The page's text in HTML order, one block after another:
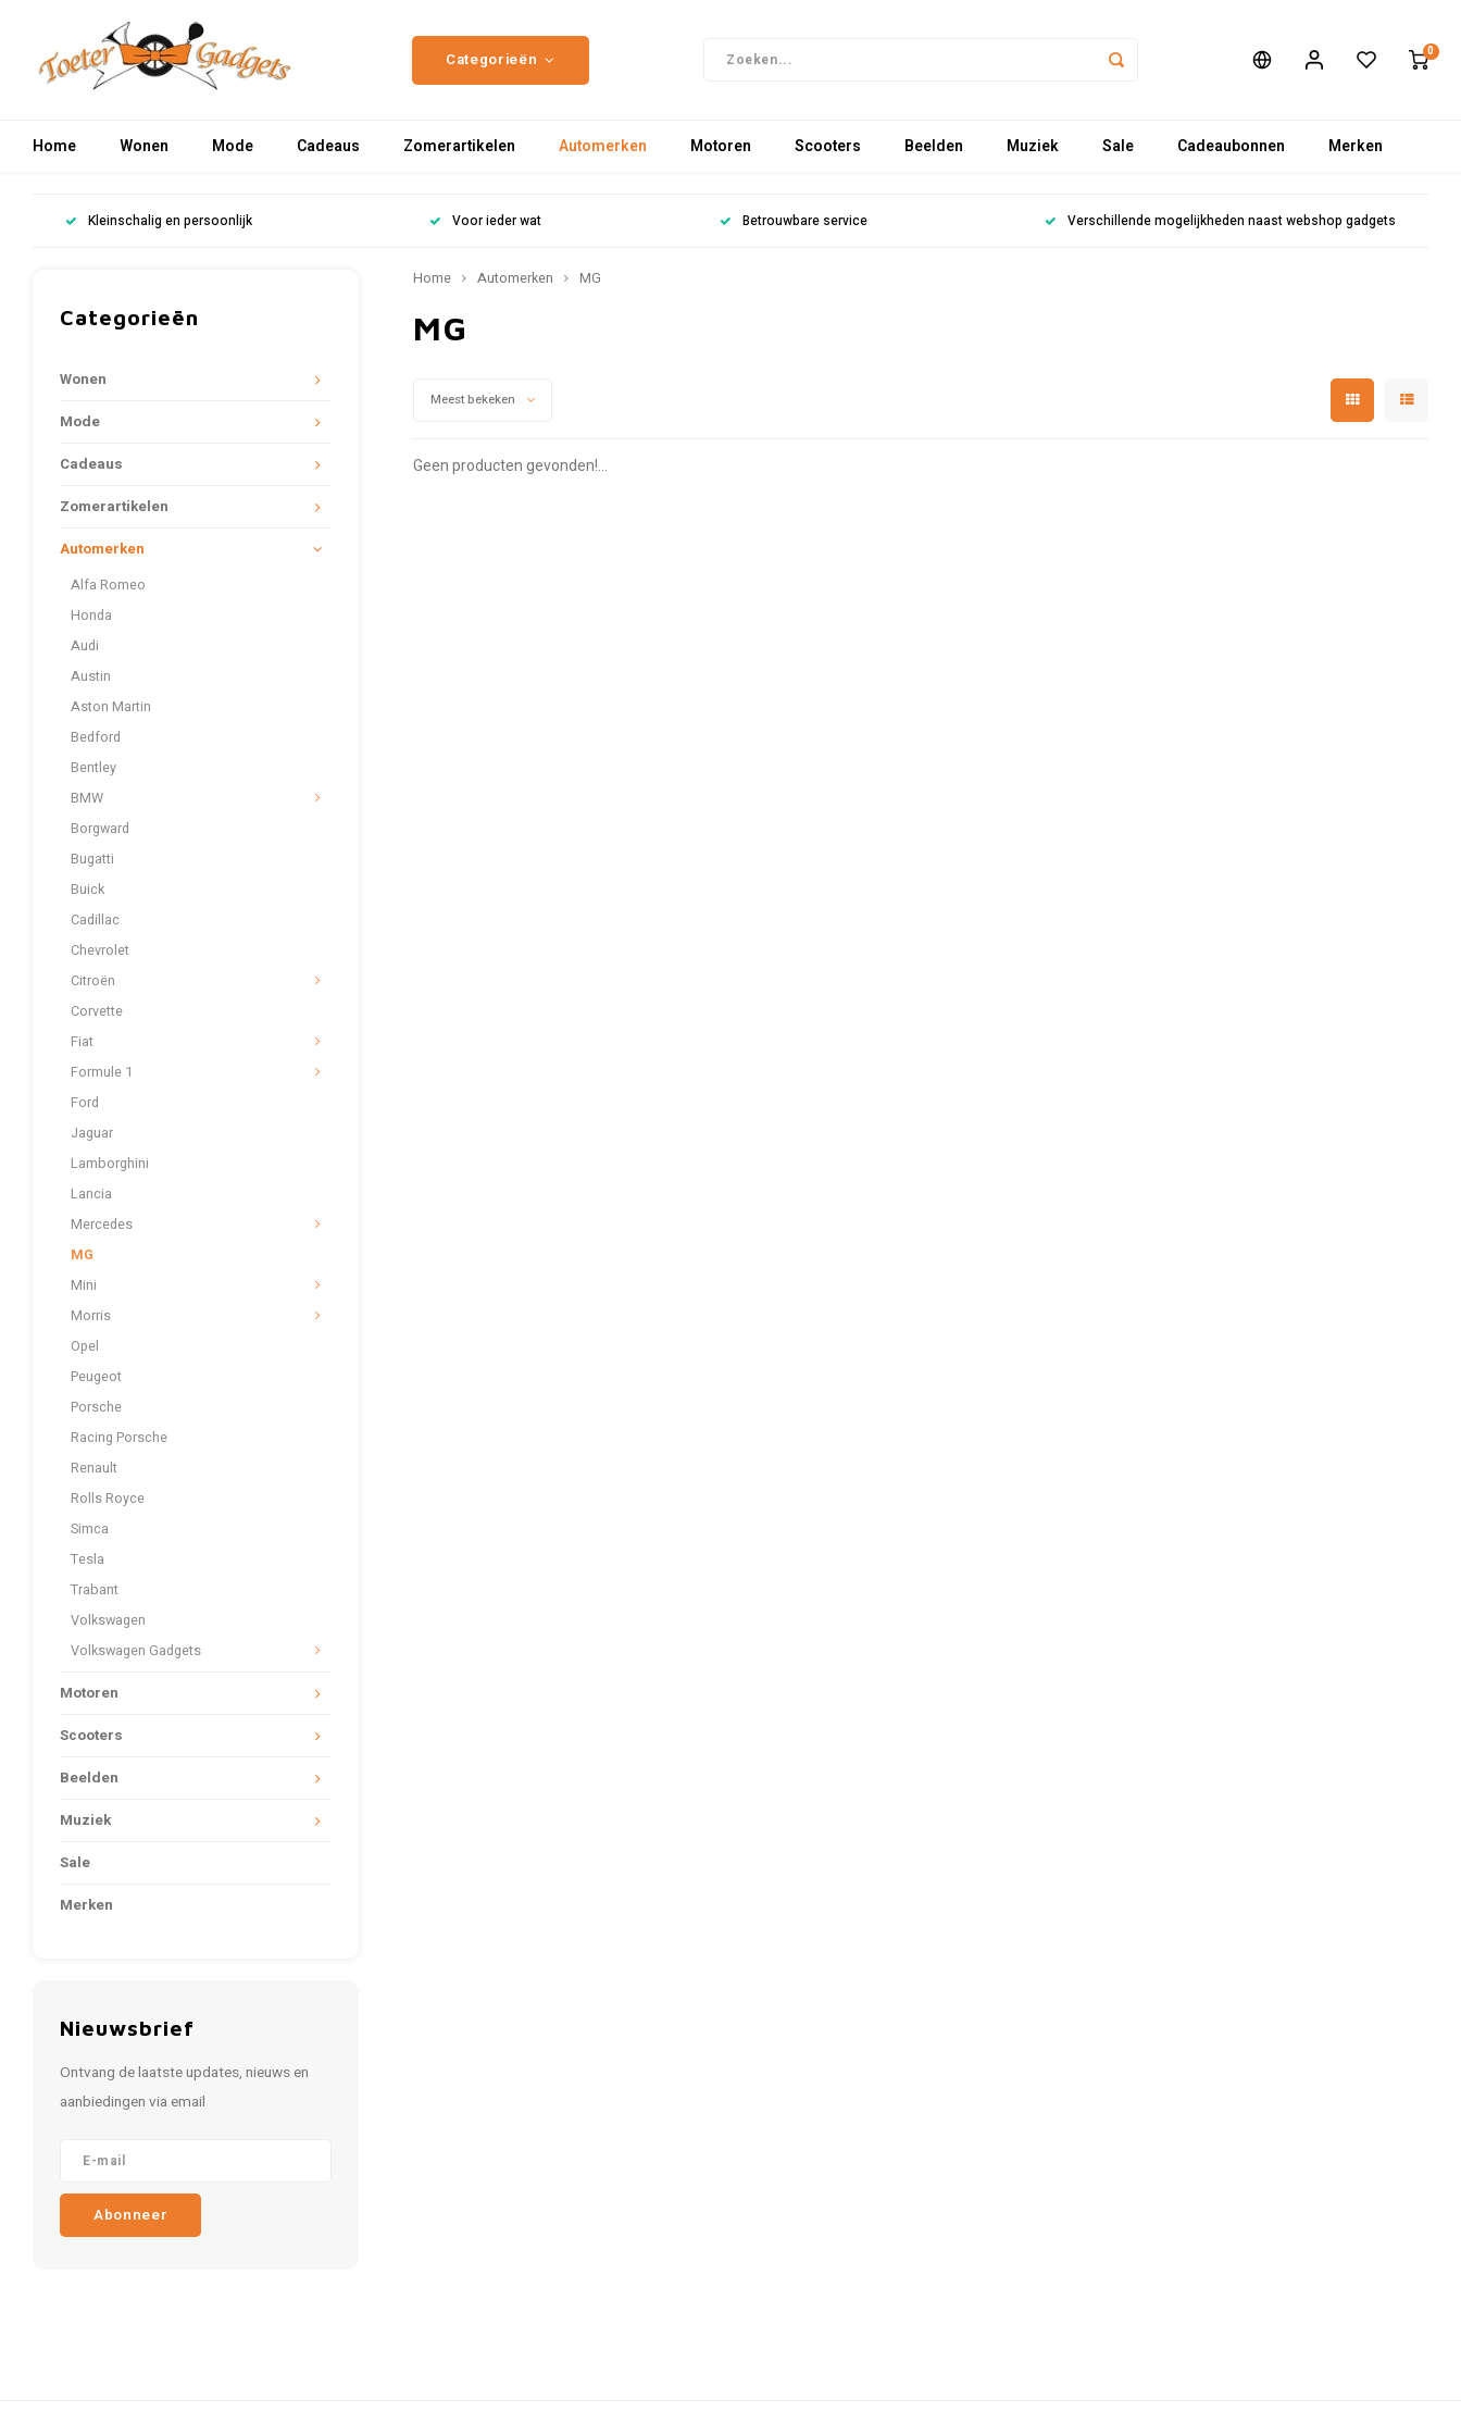
Categorieën 0
Home Wonen Mode Cadeaus Zomerartikelen Automerken Motoren Scooters Beelden Muziek Sale Cadeaubonnen Merken
Kleinschalig en persoonlijk Voor ieder wat Betrouwbare service Verschillende mogelijkheden naast webshop gadgets
Categorieën
Wonen
Mode
Cadeaus
Zomerartikelen
Automerken
Alfa Romeo
Honda
Audi
Austin
Aston Martin
Bedford
Bentley
BMW
Borgward
Bugatti
Buick
Cadillac
Chevrolet
Citroën
Corvette
Fiat
Formule 1
Ford
Jaguar
Lamborghini
Lancia
Mercedes
MG
Mini
Morris
Opel
Peugeot
Porsche
Racing Porsche
Renault
Rolls Royce
Simca
Tesla
Trabant
Volkswagen
Volkswagen Gadgets
Motoren
Scooters
Beelden
Muziek
Sale
Merken
Nieuwsbrief
Ontvang de laatste updates, nieuws en
aanbiedingen via email
Abonneer
Home Automerken MG
MG
Meest bekeken
Geen producten gevonden!...